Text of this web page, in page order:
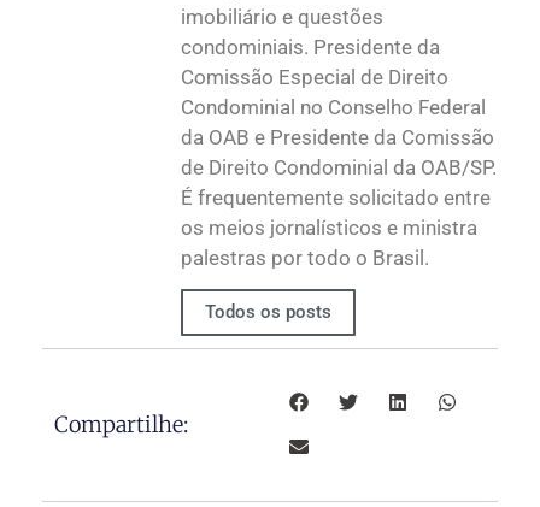
imobiliário e questões
condominiais. Presidente da
Comissão Especial de Direito
Condominial no Conselho Federal
da OAB e Presidente da Comissão
de Direito Condominial da OAB/SP.
É frequentemente solicitado entre
os meios jornalísticos e ministra
palestras por todo o Brasil.
Todos os posts
Compartilhe: